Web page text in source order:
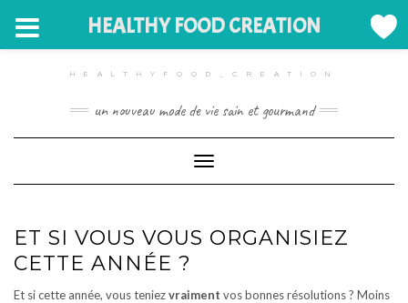
HEALTHYFOOD_CREATION
un nouveau mode de vie sain et gourmand
Toggle Navigation
ET SI VOUS VOUS ORGANISIEZ
CETTE ANNÉE ?
Et si cette année, vous teniezvraiment vos bonnes résolutions ? Moins
HEALTHY FOOD CREATION